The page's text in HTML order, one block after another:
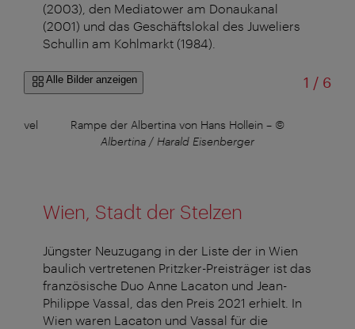
(2003), den Mediatower am Donaukanal
(2001) und das Geschäftslokal des Juweliers
Schullin am Kohlmarkt (1984).
Alle Bilder anzeigen 1 /von
6
Rampe der Albertina von Hans Hollein – ©
Albertina / Harald Eisenberger
Wien, Stadt der Stelzen
Jüngster Neuzugang in der Liste der in Wien
baulich vertretenen Pritzker-Preisträger ist das
französische Duo Anne Lacaton und Jean-
Philippe Vassal, das den Preis 2021 erhielt. In
Wien waren Lacaton und Vassal für die